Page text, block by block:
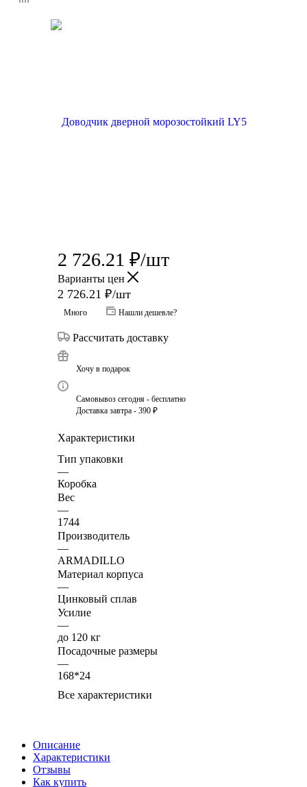
2 726.21 ₽/шт
Варианты цен
2 726.21 ₽/шт
Много Нашли дешевле?
Рассчитать доставку
Хочу в подарок
Самовывоз сегодня - бесплатно
Доставка завтра - 390 ₽
Характеристики
Тип упаковки
—
Коробка
Вес
—
1744
Производитель
—
ARMADILLO
Материал корпуса
—
Цинковый сплав
Усилие
—
до 120 кг
Посадочные размеры
—
168*24
Все характеристики
Описание
Характеристики
Отзывы
Как купить